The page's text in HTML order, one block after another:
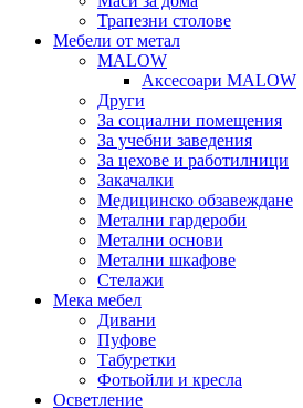
Трапезни столове
Мебели от метал
MALOW
Аксесоари MALOW
Други
За социални помещения
За учебни заведения
За цехове и работилници
Закачалки
Медицинско обзавеждане
Метални гардероби
Метални основи
Метални шкафове
Стелажи
Мека мебел
Дивани
Пуфове
Табуретки
Фотьойли и кресла
Осветление